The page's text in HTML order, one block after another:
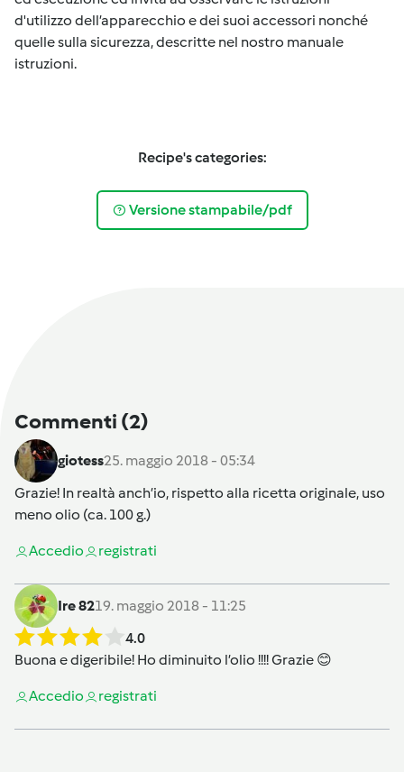
d'utilizzo dell’apparecchio e dei suoi accessori nonché
quelle sulla sicurezza, descritte nel nostro manuale
istruzioni.
Recipe's categories:
Versione stampabile/pdf
Commenti (2)
giotess25. maggio 2018 - 05:34
Grazie! In realtà anch’io, rispetto alla ricetta originale, uso
meno olio (ca. 100 g.)
Accedio registrati
Ire 8219. maggio 2018 - 11:25
4.0
Buona e digeribile! Ho diminuito l’olio !!!! Grazie 😊
Accedio registrati